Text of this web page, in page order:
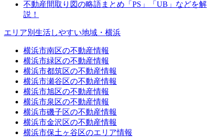
不動産間取り図の略語まとめ「PS」「UB」などを解
説！
エリア別生活しやすい地域・横浜
横浜市南区の不動産情報
横浜市緑区の不動産情報
横浜市都筑区の不動産情報
横浜市瀬谷区の不動産情報
横浜市旭区の不動産情報
横浜市泉区の不動産情報
横浜市磯子区の不動産情報
横浜市金沢区の不動産情報
横浜市保土ヶ谷区のエリア情報